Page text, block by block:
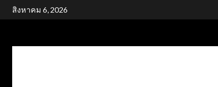
Skipสิงหาคม 6, 2026